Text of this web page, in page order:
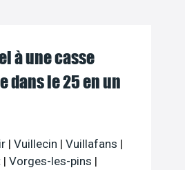
à une casse
dans le 25 en un
| Vuillecin | Vuillafans |
| Vorges-les-pins |